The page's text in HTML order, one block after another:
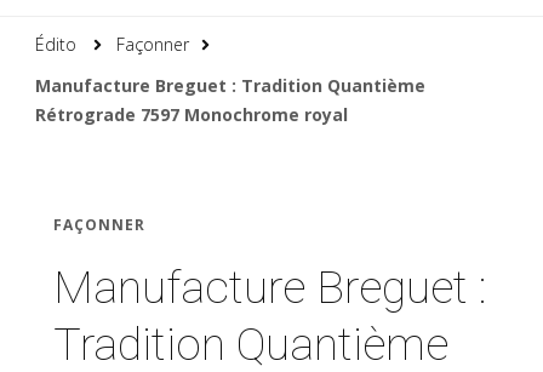
Édito
Façonner
Manufacture Breguet : Tradition Quantième
Rétrograde 7597 Monochrome royal
FAÇONNER
Manufacture Breguet :
Tradition Quantième